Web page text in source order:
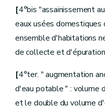
Art.D.133
Art.[D. 133/1
Art.D.134
Art.[D. 134/1
Art.D.136
Art.D.138
Chapitre
V
Art.
D.139
Art.D.140
[4°bis "assainissement
eaux usées domestiques
ensemble d'habitations
de collecte et
[4°ter. " augmentation
d'eau potable " : volume
et le double du volume